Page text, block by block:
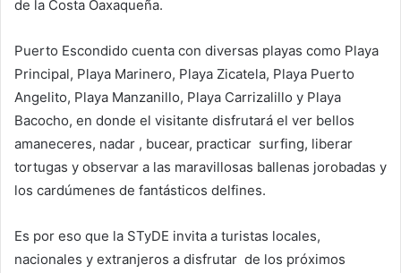
de la Costa Oaxaqueña.
Puerto Escondido cuenta con diversas playas como Playa
Principal, Playa Marinero, Playa Zicatela, Playa Puerto
Angelito, Playa Manzanillo, Playa Carrizalillo y Playa
Bacocho, en donde el visitante disfrutará el ver bellos
amaneceres, nadar , bucear, practicar surfing, liberar
tortugas y observar a las maravillosas ballenas jorobadas y
los cardúmenes de fantásticos delfines.
Es por eso que la STyDE invita a turistas locales,
nacionales y extranjeros a disfrutar de los próximos